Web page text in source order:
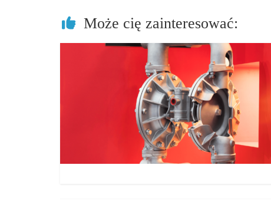
Może cię zainteresować: